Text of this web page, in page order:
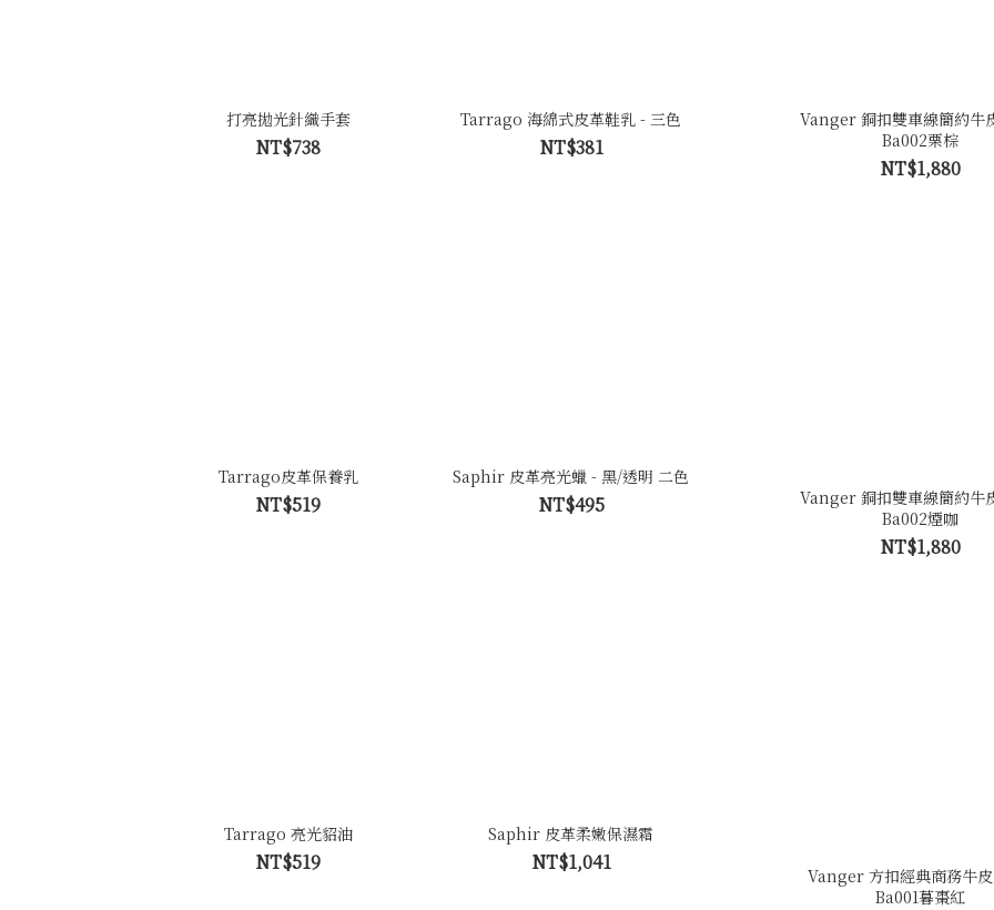
打亮拋光針織手套
NT$738
Tarrago 海綿式皮革鞋乳 - 三色
NT$381
Tarrago皮革保養乳
NT$519
Saphir 皮革亮光蠟 - 黑/透明 二色
NT$495
Tarrago 亮光貂油
NT$519
Saphir 皮革柔嫩保濕霜
NT$1,041
Vanger 銅扣雙車線簡約牛
Ba002栗棕
NT$1,880
Vanger 銅扣雙車線簡約牛
Ba002煙咖
NT$1,880
Vanger 方扣經典商務牛
Ba001暮棗紅